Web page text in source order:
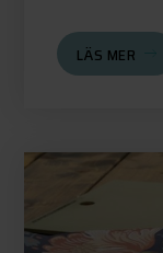
LÄS MER